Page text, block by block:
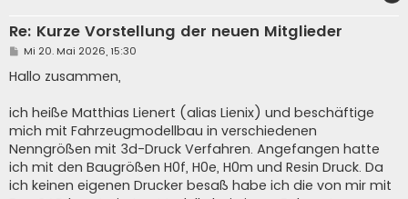
Re: Kurze Vorstellung der neuen Mitglieder
B
i
t
a
g
Mi 20. Mai 2026, 15:30
Hallo zusammen,
ich heiße Matthias Lienert (alias Lienix) und beschäftige
mich mit Fahrzeugmodellbau in verschiedenen
Nenngrößen mit 3d-Druck Verfahren. Angefangen hatte
ich mit den Baugrößen H0f, H0e, H0m und Resin Druck. Da
ich keinen eigenen Drucker besaß habe ich die von mir mit